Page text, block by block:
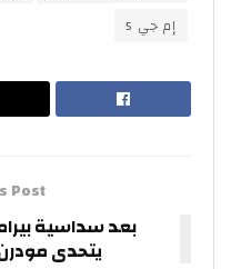
إم جي 5
Post
بعد سداسية
يتحدى